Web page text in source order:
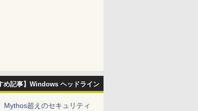
め記事】Windows ヘッドライン
Mythos超えのセキュリティ